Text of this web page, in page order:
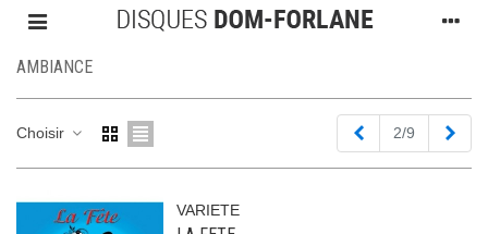
AMBIANCE
Choisir Précédent
2/9
VARIETE